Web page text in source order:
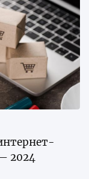
2024